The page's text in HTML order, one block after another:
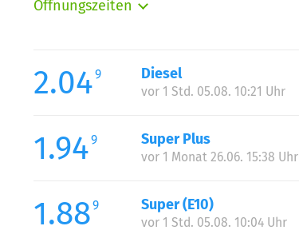
Öffnungszeiten
Mittwoch:
Donnerstag:
Samstag:
Sonntag:
2.049 Diesel
vor 1 Std. 05.08. 10:21 Uhr
1.949 Super Plus
vor 1 Monat 26.06. 15:38 Uhr
1.889 Super (E10)
vor 1 Std. 05.08. 10:04 Uhr